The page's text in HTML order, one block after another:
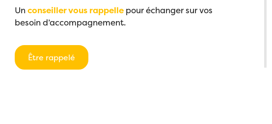
Un conseiller vous rappelle pour échanger sur vos
besoin d’accompagnement.
Être rappelé